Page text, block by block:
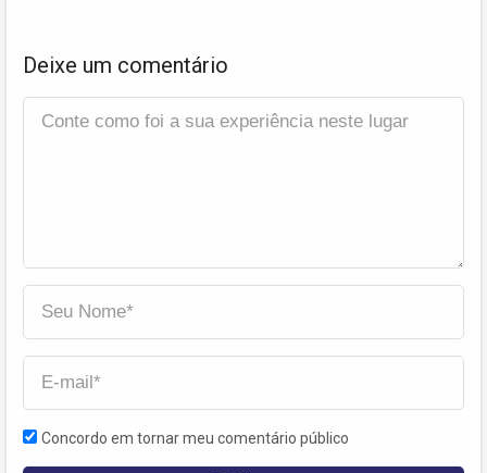
Deixe um comentário
Concordo em tornar meu comentário público